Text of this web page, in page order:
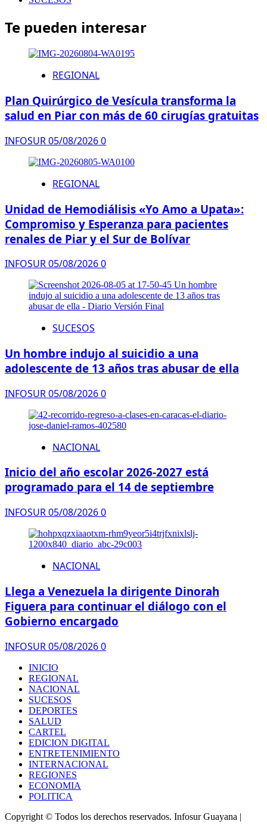
Te pueden interesar
REGIONAL
Plan Quirúrgico de Vesícula transforma la
salud en Piar con más de 60 cirugías gratuitas
INFOSUR05/08/20260
REGIONAL
Unidad de Hemodiálisis «Yo Amo a Upata»:
Compromiso y Esperanza para pacientes
renales de Piar y el Sur de Bolívar
INFOSUR05/08/20260
SUCESOS
Un hombre indujo al suicidio a una
adolescente de 13 años tras abusar de ella
INFOSUR05/08/20260
NACIONAL
Inicio del año escolar 2026-2027 está
programado para el 14 de septiembre
INFOSUR05/08/20260
NACIONAL
Llega a Venezuela la dirigente Dinorah
Figuera para continuar el diálogo con el
Gobierno encargado
INFOSUR05/08/20260
INICIO
REGIONAL
NACIONAL
SUCESOS
DEPORTES
SALUD
CARTEL
EDICION DIGITAL
ENTRETENIMIENTO
INTERNACIONAL
REGIONES
ECONOMIA
POLITICA
Copyright © Todos los derechos reservados. Infosur Guayana |